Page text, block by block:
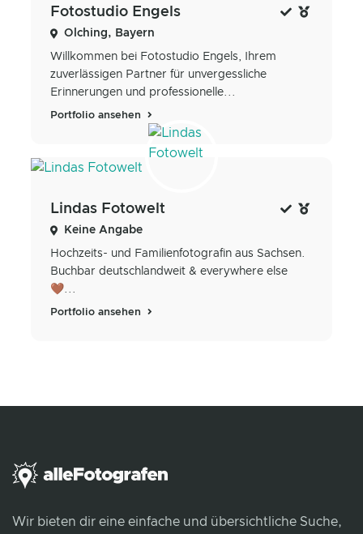
Fotostudio Engels
Olching, Bayern
Willkommen bei Fotostudio Engels, Ihrem
zuverlässigen Partner für unvergessliche
Erinnerungen und professionelle...
Portfolio ansehen
Lindas Fotowelt
Keine Angabe
Hochzeits- und Familienfotografin aus Sachsen.
Buchbar deutschlandweit & everywhere else
🤎...
Portfolio ansehen
Wir bieten dir eine einfache und übersichtliche Suche,